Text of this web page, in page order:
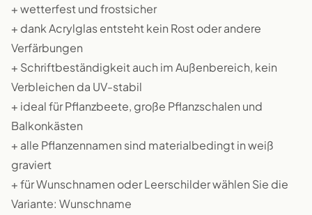
+ wetterfest und frostsicher
+ dank Acrylglas entsteht kein Rost oder andere
Verfärbungen
+ Schriftbeständigkeit auch im Außenbereich, kein
Verbleichen da UV-stabil
+ ideal für Pflanzbeete, große Pflanzschalen und
Balkonkästen
+ alle Pflanzennamen sind materialbedingt in weiß
graviert
+ für Wunschnamen oder Leerschilder wählen Sie die
Variante: Wunschname